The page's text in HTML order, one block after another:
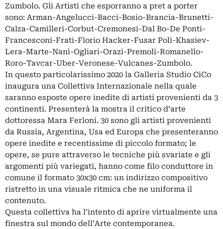
Zumbolo. Gli Artisti che esporranno a pret a porter
sono: Arman-Angelucci-Bacci-Bosio-Brancia-Brunetti-
Calza-Camilleri-Corbut-Cremonesi-Dal Bo-De Ponti-
Francesconi-Frati-Florio Hacker-Fusar Poli-Khasiev-
Lera-Marte-Nanì-Ogliari-Orazi-Premoli-Romanello-
Roro-Tavcar-Uber-Veronese-Vulcanes-Zumbolo.
In questo particolarissimo 2020 la Galleria Studio CiCo
inaugura una Collettiva Internazionale nella quale
saranno esposte opere inedite di artisti provenienti da 3
continenti. Presenterà la mostra il critico d’arte
dottoressa Mara Ferloni. 30 sono gli artisti provenienti
da Russia, Argentina, Usa ed Europa che presenteranno
opere inedite e recentissime di piccolo formato; le
opere, se pure attraverso le tecniche più svariate e gli
argomenti più variegati, hanno come filo conduttore in
comune il formato 30x30 cm: un indirizzo compositivo
ristretto in una visuale ritmica che ne uniforma il
contenuto.
Questa collettiva ha l’intento di aprire virtualmente una
finestra sul mondo dell’Arte contemporanea.